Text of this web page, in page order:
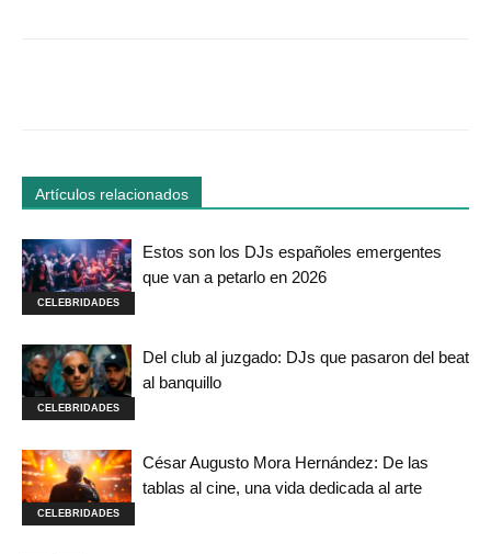
Artículos relacionados
CELEBRIDADES
Estos son los DJs españoles emergentes
que van a petarlo en 2026
CELEBRIDADES
Del club al juzgado: DJs que pasaron del beat
al banquillo
CELEBRIDADES
César Augusto Mora Hernández: De las
tablas al cine, una vida dedicada al arte